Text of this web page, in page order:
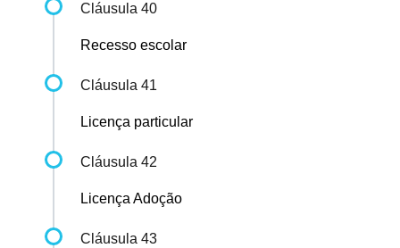
Cláusula 40
Recesso escolar
Cláusula 41
Licença particular
Cláusula 42
Licença Adoção
Cláusula 43